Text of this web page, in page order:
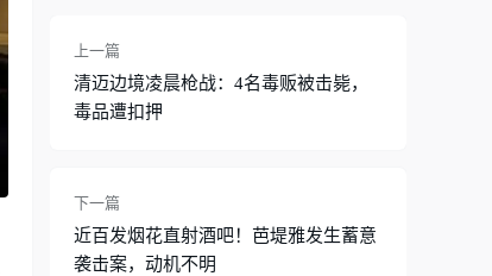
上一篇
清迈边境凌晨枪战：4名毒贩被击毙，
毒品遭扣押
下一篇
近百发烟花直射酒吧！芭堤雅发生蓄意
袭击案，动机不明